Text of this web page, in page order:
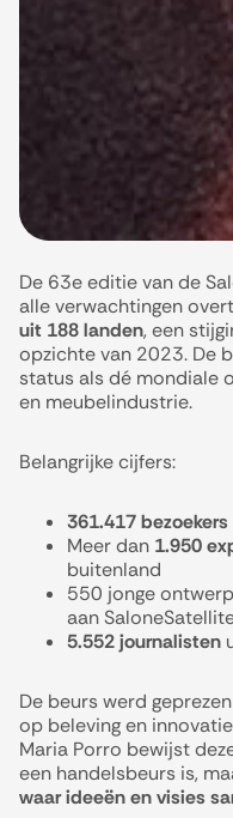
De 63e editie van de
alle verwachtingen
uit 188 landen, een
opzichte van 2023. De
status als dé mondiale
en meubelindustrie.
Belangrijke cijfers:
361.417 bezoekers
Meer dan 1.950
buitenland
550 jonge
aan
5.552 journalisten
De beurs werd
op beleving en
Maria Porro bewijst
een handelsbeurs is,
waar ideeën en visies